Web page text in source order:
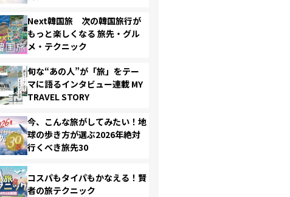
Next韓国旅 次の韓国旅行が
もっと楽しくなる 旅先・グル
メ・テクニック
旬な“あの人”が「旅」をテー
マに語るインタビュー連載 MY
TRAVEL STORY
今、こんな旅がしてみたい！地
球の歩き方が選ぶ2026年絶対
行くべき旅先30
コスパもタイパもかなえる！賢
者の旅テクニック